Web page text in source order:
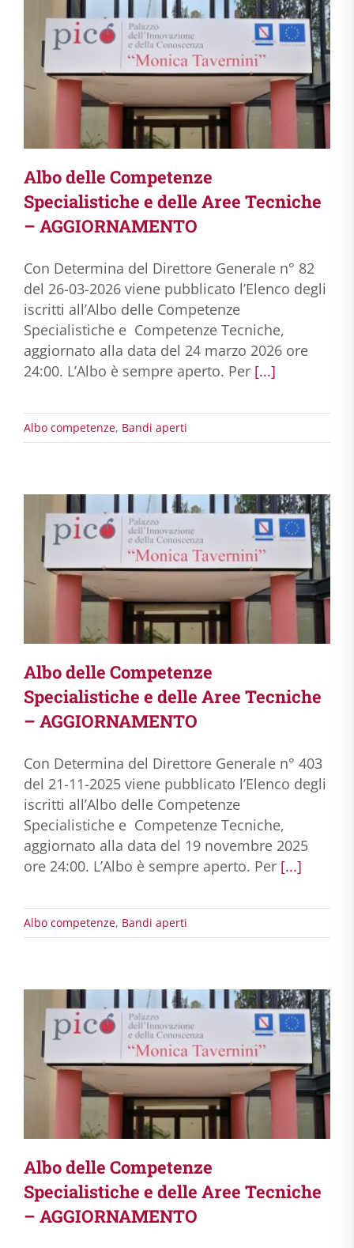
Albo delle Competenze
Specialistiche e delle Aree Tecniche
– AGGIORNAMENTO
Con Determina del Direttore Generale n° 82
del 26-03-2026 viene pubblicato l’Elenco degli
iscritti all’Albo delle Competenze
Specialistiche e Competenze Tecniche,
aggiornato alla data del 24 marzo 2026 ore
24:00. L’Albo è sempre aperto. Per [...]
Albo competenze, Bandi aperti
Albo delle Competenze
Specialistiche e delle Aree Tecniche
– AGGIORNAMENTO
Con Determina del Direttore Generale n° 403
del 21-11-2025 viene pubblicato l’Elenco degli
iscritti all’Albo delle Competenze
Specialistiche e Competenze Tecniche,
aggiornato alla data del 19 novembre 2025
ore 24:00. L’Albo è sempre aperto. Per [...]
Albo competenze, Bandi aperti
Albo delle Competenze
Specialistiche e delle Aree Tecniche
– AGGIORNAMENTO